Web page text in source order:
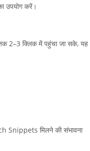
उपयोग करें।
2–3 क्लिक में पहुंचा जा सके, यह
Snippets मिलने की संभावना